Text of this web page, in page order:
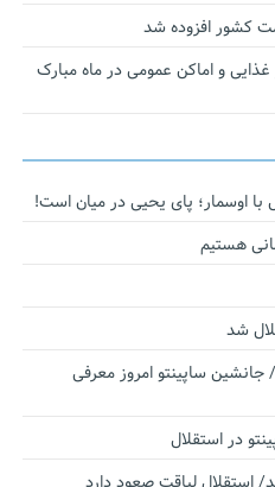
و اماکن عمومی در ماه مبارک
با اوسمار؛ پای یحیی در میان است!
هستیم
شد
جانشین ساپینتو امروز معرفی
در استقلال